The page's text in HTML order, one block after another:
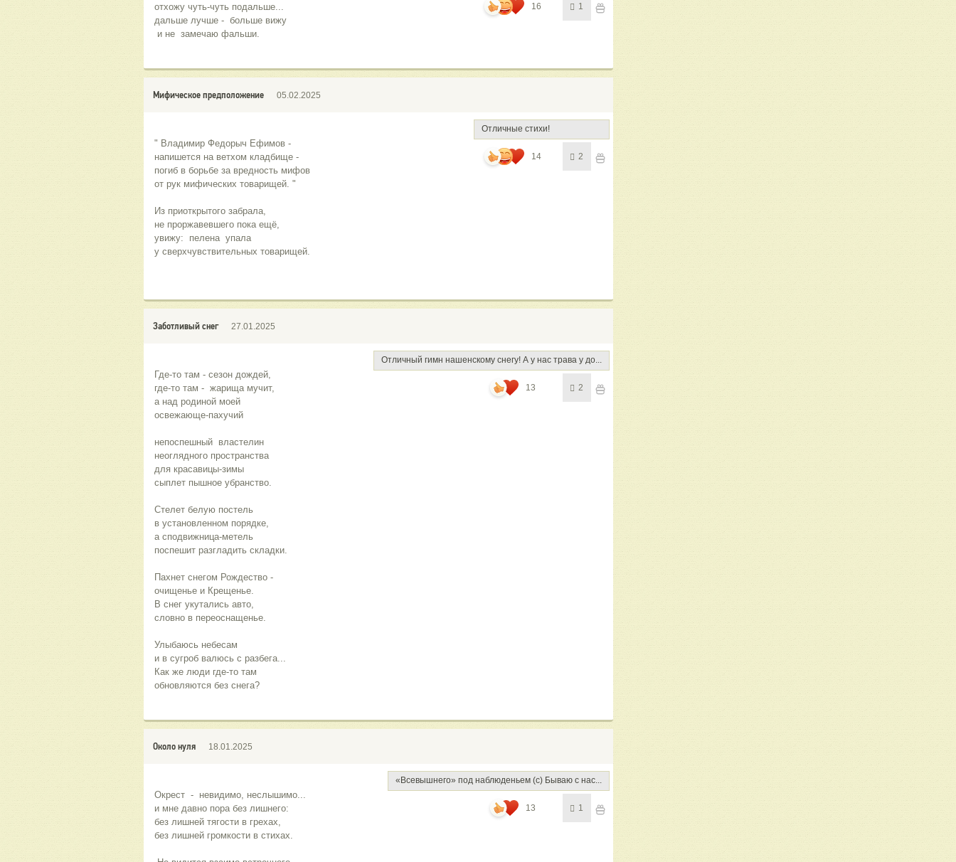
отхожу чуть-чуть подальше...
дальше лучше -  больше вижу
и не  замечаю фальши.
16 1
Мифическое предположение 05.02.2025
" Владимир Федорыч Ефимов -
напишется на ветхом кладбище -
погиб в борьбе за вредность мифов
от рук мифических товарищей. "
Из приоткрытого забрала,
не проржавевшего пока ещё,
увижу:  пелена  упала
у сверхчувствительных товарищей.
Отличные стихи!
14 2
Заботливый снег 27.01.2025
Где-то там - сезон дождей,
где-то там -  жарища мучит,
а над родиной моей
освежающе-пахучий
непоспешный  властелин
неоглядного пространства
для красавицы-зимы
сыплет пышное убранство.
Стелет белую постель
в установленном порядке,
а сподвижница-метель
поспешит разгладить складки.
Пахнет снегом Рождество -
очищенье и Крещенье.
В снег укутались авто,
словно в переоснащенье.
Улыбаюсь небесам
и в сугроб валюсь с разбега...
Как же люди где-то там
обновляются без снега?
Отличный гимн нашенскому снегу! А у нас трава у до...
13 2
Около нуля 18.01.2025
Окрест  -  невидимо, неслышимо...
и мне давно пора без лишнего:
без лишней тягости в грехах,
без лишней громкости в стихах.
«Всевышнего» под наблюденьем (с) Бываю с нас...
13 1